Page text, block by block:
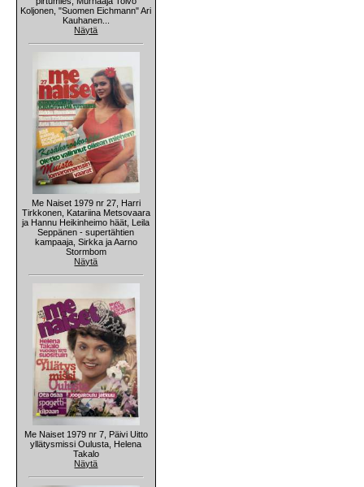
Koljonen, "Suomen Eichmann" Ari
Kauhanen...
Näytä
Me Naiset 1979 nr 27, Harri
Tirkkonen, Katariina Metsovaara
ja Hannu Heikinheimo häät, Leila
Seppänen - supertähtien
kampaaja, Sirkka ja Aarno
Stormbom
Näytä
Me Naiset 1979 nr 7, Päivi Uitto
yllätysmissi Oulusta, Helena
Takalo
Näytä